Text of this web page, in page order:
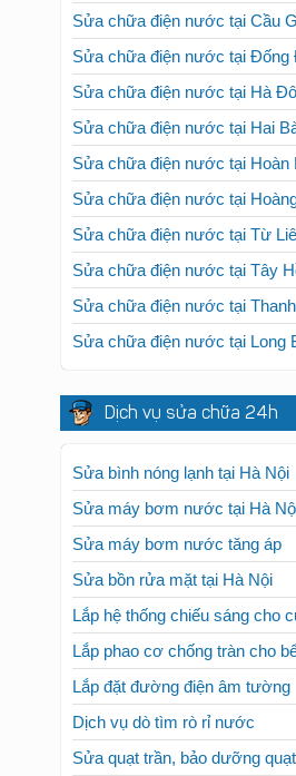
Sửa chữa điện nước tại Cầu
Sửa chữa điện nước tại Đống
Sửa chữa điện nước tại Hà
Sửa chữa điện nước tại Hai
Sửa chữa điện nước tại Hoàn
Sửa chữa điện nước tại
Sửa chữa điện nước tại Từ
Sửa chữa điện nước tại Tây
Sửa chữa điện nước tại
Sửa chữa điện nước tại Long
Dịch vụ sửa chữa 24h
Sửa bình nóng lạnh tại Hà Nội
Sửa máy bơm nước tại Hà
Sửa máy bơm nước tăng áp
Sửa bồn rửa mặt tại Hà Nội
Lắp hệ thống chiếu sáng cho
Lắp phao cơ chống tràn cho
Lắp đặt đường điện âm tường
Dịch vụ dò tìm rò rỉ nước
Sửa quạt trần, bảo dưỡng